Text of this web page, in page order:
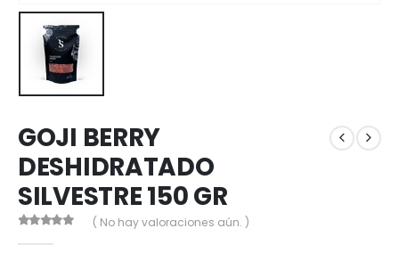
GOJI BERRY
DESHIDRATADO
SILVESTRE 150 GR
( No hay valoraciones aún. )